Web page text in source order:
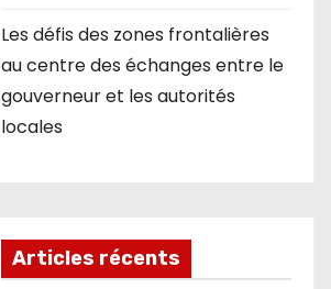
Les défis des zones frontalières
au centre des échanges entre le
gouverneur et les autorités
locales
Articles récents